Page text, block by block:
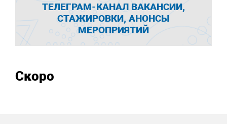
ТЕЛЕГРАМ-КАНАЛ ВАКАНСИИ,
СТАЖИРОВКИ, АНОНСЫ
МЕРОПРИЯТИЙ
Скоро